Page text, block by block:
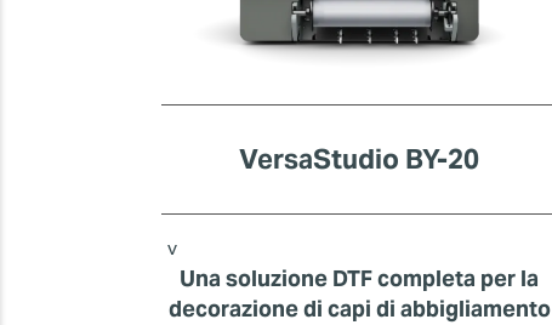
VersaStudio BY-20
v
Una soluzione DTF completa per la
decorazione di capi di abbigliamento